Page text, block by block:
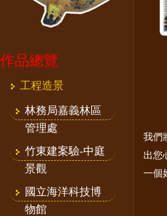
我們
出您
一個
作品總覽
工程造景
林務局嘉義林區
管理處
竹東建案驗-中庭
景觀
國立海洋科技博
物館